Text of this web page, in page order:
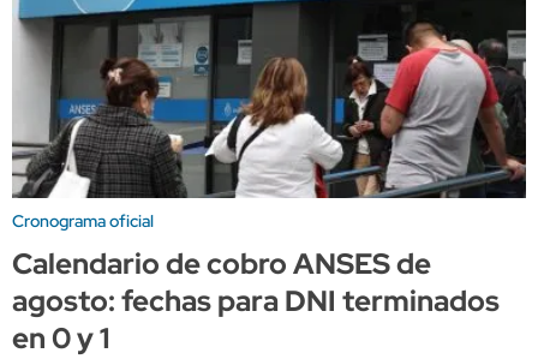
Cronograma oficial
Calendario de cobro ANSES de
agosto: fechas para DNI terminados
en 0 y 1